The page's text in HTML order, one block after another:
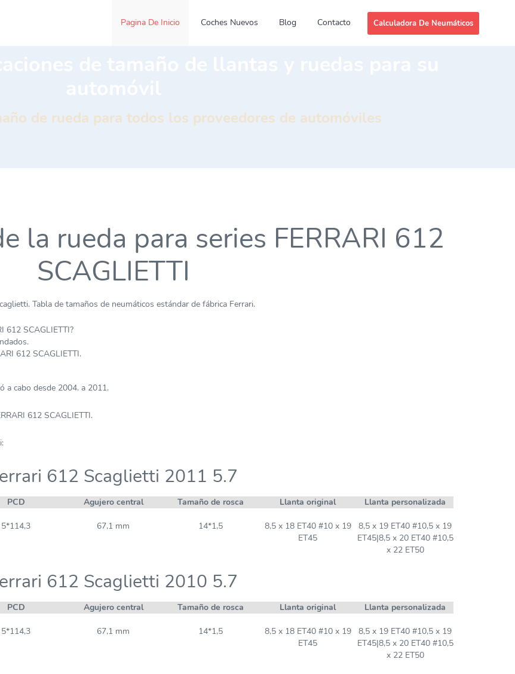
Pagina De Inicio Coches Nuevos Blog Contacto Calculadora De Neumáticos
de rueda para todos los proveedores de automóviles
la rueda para series FERRARI 612
SCAGLIETTI
Tabla de tamaños de neumáticos estándar de fábrica Ferrari.
612 SCAGLIETTI?
612 SCAGLIETTI.
a cabo desde 2004. a 2011.
612 SCAGLIETTI.
612 Scaglietti 2011 5.7
PCD Agujero central Tamaño de rosca Llanta original Llanta personalizada
5*114,3 67,1 mm 14*1,5
8,5 x 18 ET40 #10 x 19
ET45
8,5 x 19 ET40 #10,5 x 19
ET45|8,5 x 20 ET40 #10,5
x 22 ET50
612 Scaglietti 2010 5.7
PCD Agujero central Tamaño de rosca Llanta original Llanta personalizada
5*114,3 67,1 mm 14*1,5
8,5 x 18 ET40 #10 x 19
ET45
8,5 x 19 ET40 #10,5 x 19
ET45|8,5 x 20 ET40 #10,5
x 22 ET50